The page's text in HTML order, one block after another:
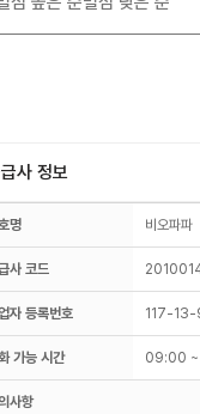
사 정보
명 비오파
사 코드
자 등록번호 117-
가능 시간 09:00
사항